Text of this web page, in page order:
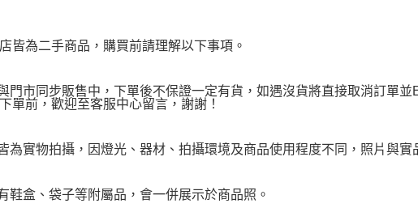
皆為二手商品，購買前請理解以下事項。
門市同步販售中，下單後不保證一定有貨，如遇沒貨將直接取消訂單
單前，歡迎至客服中心留言，謝謝！
為實物拍攝，因燈光、器材、拍攝環境及商品使用程度不同，照片與實
鞋盒、袋子等附屬品，會一併展示於商品照。